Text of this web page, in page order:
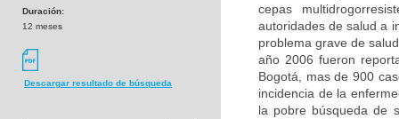
Duración:
12 meses
Descargar resultado de búsqueda
cepas
autoridades de salud a
problema grave de
año 2006 fueron
Bogotá, mas de 900
incidencia de la
la pobre búsqueda de